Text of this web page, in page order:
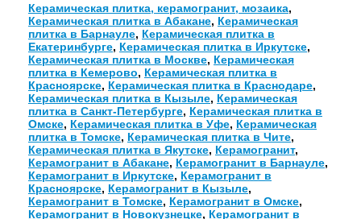
Керамическая плитка, керамогранит, мозаика,
Керамическая плитка в Абакане, Керамическая
плитка в Барнауле, Керамическая плитка в
Екатеринбурге, Керамическая плитка в Иркутске,
Керамическая плитка в Москве, Керамическая
плитка в Кемерово, Керамическая плитка в
Красноярске, Керамическая плитка в Краснодаре,
Керамическая плитка в Кызыле, Керамическая
плитка в Санкт-Петербурге, Керамическая плитка в
Омске, Керамическая плитка в Уфе, Керамическая
плитка в Томске, Керамическая плитка в Чите,
Керамическая плитка в Якутске, Керамогранит,
Керамогранит в Абакане, Керамогранит в Барнауле,
Керамогранит в Иркутске, Керамогранит в
Красноярске, Керамогранит в Кызыле,
Керамогранит в Томске, Керамогранит в Омске,
Керамогранит в Новокузнецке, Керамогранит в